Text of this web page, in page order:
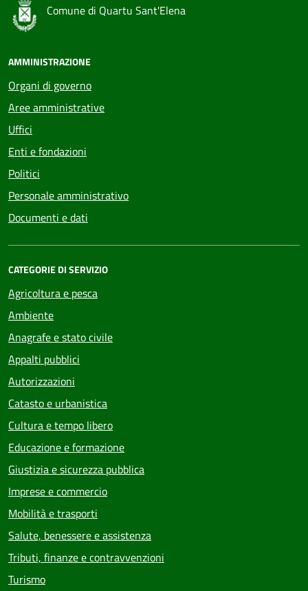
Comune di Quartu Sant'Elena
AMMINISTRAZIONE
Organi di governo
Aree amministrative
Uffici
Enti e fondazioni
Politici
Personale amministrativo
Documenti e dati
CATEGORIE DI SERVIZIO
Agricoltura e pesca
Ambiente
Anagrafe e stato civile
Appalti pubblici
Autorizzazioni
Catasto e urbanistica
Cultura e tempo libero
Educazione e formazione
Giustizia e sicurezza pubblica
Imprese e commercio
Mobilità e trasporti
Salute, benessere e assistenza
Tributi, finanze e contravvenzioni
Turismo